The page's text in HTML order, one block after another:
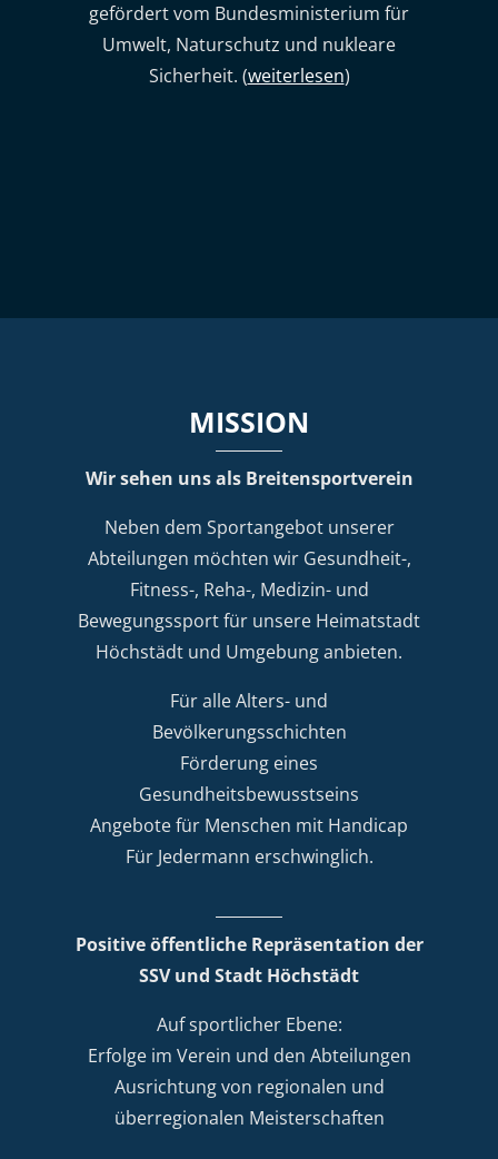
gefördert vom Bundesministerium für
Umwelt, Naturschutz und nukleare
Sicherheit. (weiterlesen)
MISSION
Wir sehen uns als Breitensportverein
Neben dem Sportangebot unserer
Abteilungen möchten wir Gesundheit-,
Fitness-, Reha-, Medizin- und
Bewegungssport für unsere Heimatstadt
Höchstädt und Umgebung anbieten.
Für alle Alters- und
Bevölkerungsschichten
Förderung eines
Gesundheitsbewusstseins
Angebote für Menschen mit Handicap
Für Jedermann erschwinglich.
Positive öffentliche Repräsentation der
SSV und Stadt Höchstädt
Auf sportlicher Ebene:
Erfolge im Verein und den Abteilungen
Ausrichtung von regionalen und
überregionalen Meisterschaften